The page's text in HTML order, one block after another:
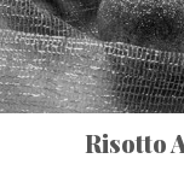
Risotto